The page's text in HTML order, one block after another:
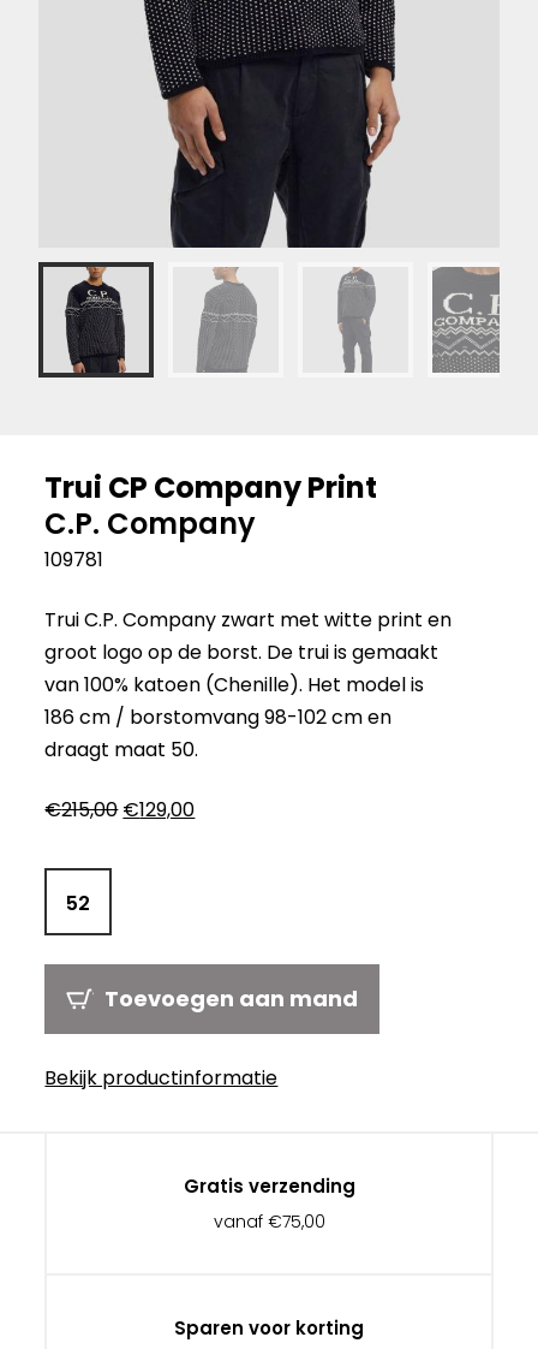
Trui CP Company Print
C.P. Company
109781
Trui C.P. Company zwart met witte print en
groot logo op de borst. De trui is gemaakt
van 100% katoen (Chenille). Het model is
186 cm / borstomvang 98-102 cm en
draagt maat 50.
€215,00 Oorspronkelijke
€129,00Huidige
52
Toevoegen aan mand
Bekijk productinformatie
Gratis verzending
vanaf €75,00
Sparen voor korting